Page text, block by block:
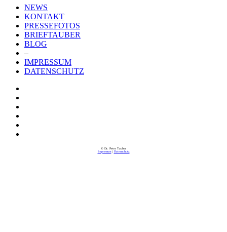
NEWS
KONTAKT
PRESSEFOTOS
BRIEFTAUBER
BLOG
–
IMPRESSUM
DATENSCHUTZ
© Dr. Peter Tauber
Impressum| Datenschutz